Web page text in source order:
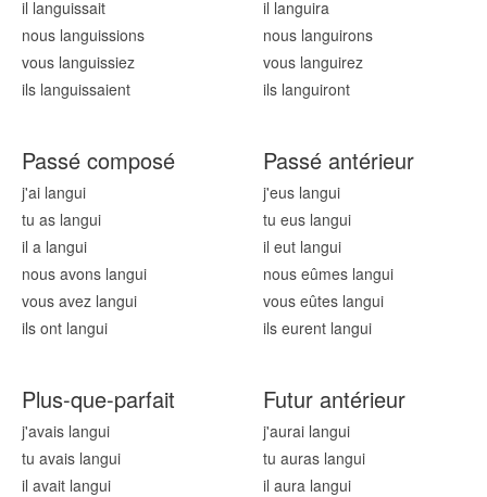
il languissait
nous languissions
vous languissiez
ils languissaient
il languira
nous languirons
vous languirez
ils languiront
Passé composé
j'ai langui
tu as langui
il a langui
nous avons langui
vous avez langui
ils ont langui
Passé antérieur
j'eus langui
tu eus langui
il eut langui
nous eûmes langui
vous eûtes langui
ils eurent langui
Plus-que-parfait
j'avais langui
tu avais langui
il avait langui
Futur antérieur
j'aurai langui
tu auras langui
il aura langui